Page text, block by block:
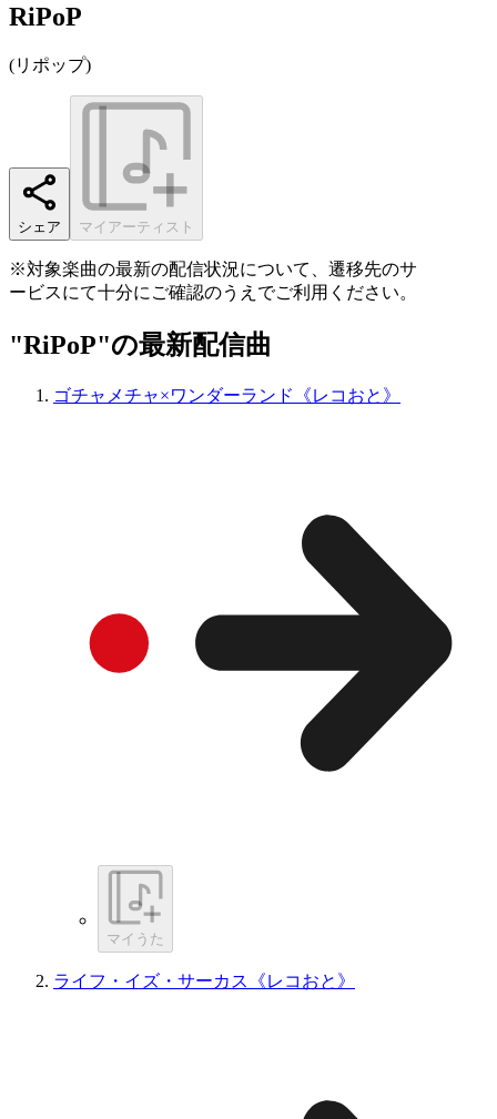
RiPoP
(リポップ)
シェア マイアーティスト
※対象楽曲の最新の配信状況について、遷移先のサ
ービスにて十分にご確認のうえでご利用ください。
"RiPoP"の最新配信曲
ゴチャメチャ×ワンダーランド《レコおと》
マイうた
ライフ・イズ・サーカス《レコおと》